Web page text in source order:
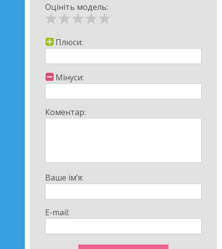
Оцініть модель:
Плюси:
Мінуси:
Коментар:
Ваше ім’я:
E-mail: